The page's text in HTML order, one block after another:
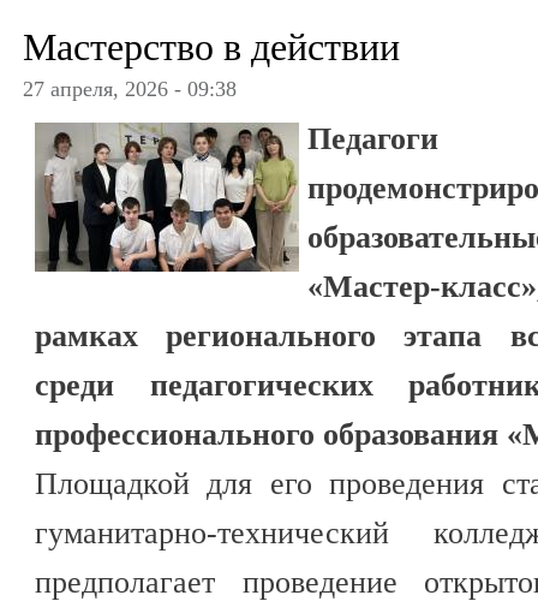
Мастерство в действии
27 апреля, 2026 - 09:38
Педагоги
«Мастер-
рамках регионального этапа
среди педагогических
профессионального образования
Площадкой для его проведения
гуманитарно-технический
предполагает проведение